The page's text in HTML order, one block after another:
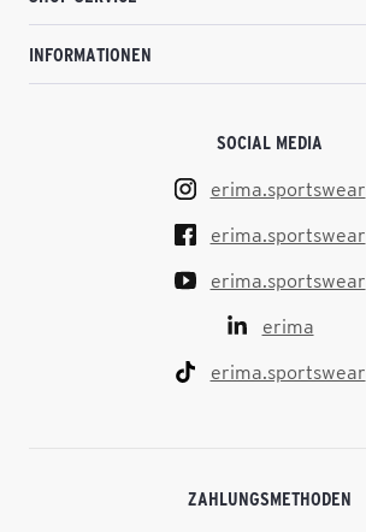
INFORMATIONEN
SOCIAL MEDIA
erima.sportswear
erima.sportswear
erima.sportswear
erima
erima.sportswear
ZAHLUNGSMETHODEN